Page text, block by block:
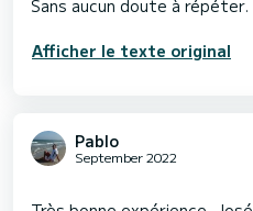
Afficher le texte original
Pablo
September 2022